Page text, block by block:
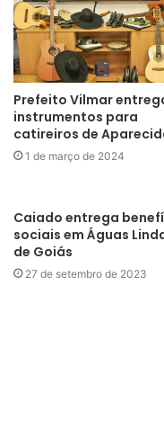
Prefeito Vilmar
instrumentos para
catireiros de
1 de março de 2024
Caiado entrega
sociais em Águas
de Goiás
27 de setembro de 2023